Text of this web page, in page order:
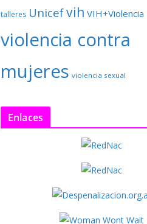
talleres Unicefvih VIH+Violencia
violencia contra
mujeres violencia sexual
Enlaces